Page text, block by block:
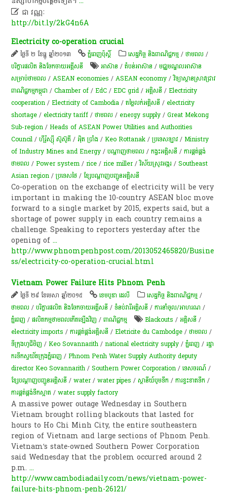
 ជា វណ្ណៈ
http://bit.ly/2kG4n6A
Electricity co-operation crucial
ថ្ងៃទី ២ ខែធ្នូ ឆ្នាំ២០១៣ ភ្នំពេញប៉ុស្តិ៍ សេដ្ឋកិច្ច និងពាណិជ្ជកម្ម /ថាមពល /
បរិក្ខារផលិត និងចែកចាយអគ្គីសនី
អាស៊ាន /តំបន់​អាស៊ាន /មជ្ឈមណ្ឌលអាស៊ាន
សម្រាប់ថាមពល /ASEAN economies /ASEAN economy /វិទ្យាស្ថានស្រាវជ្រាវ
ពាណិជ្ជកម្មកម្ពុជា /Chamber of /EdC /EDC grid /អគ្គិសនី /Electricity
cooperation /Electricity of Cambodia /តម្លៃលក់អគ្គិសនី / electricity
shortage / electricity tariff /ថាមពល / energy supply /Great Mekong
Sub-region /Heads of ASEAN Power Utilities and Authorities
Council /ហ៊ីរ៉ូស្ស៊ី ស៊ូស៊ូគី /អុិត ប្រាំង /Keo Rottanak /ប្រទេសឡាវ /Ministry
of Industry Mines and Energy /ប​ណ្តា​ញ​ថាមពល /កង្វះ​អគ្គិសនី /ការផ្គត់ផ្គង់
ថាមពល /Power system /rice /rice miller/វិស័យស្រូវអង្ករ /Southeast
Asian region /ប្រទេសថៃ /ខ្សែ​បណ្តាញ​បញ្ជូន​អគ្គិសនី​
Co-operation on the exchange of electricity will be very
important in making the 10-country ASEAN bloc move
forward to a single market by 2015, experts said, but a
shortage of power supply in each country remains a
challenge. Speaking to reporters yesterday after the
opening of...
http://www.phnompenhpost.com/2013052465820/Busine
ss/electricity-co-operation-crucial.html
Vietnam Power Failure Hits Phnom Penh
ថ្ងៃទី ២៩ ខែមេសា ឆ្នាំ២០១៥ ខេមបូឌា ដេលី សេដ្ឋកិច្ច និងពាណិជ្ជកម្ម /
ថាមពល /បរិក្ខារផលិត និងចែកចាយអគ្គីសនី /ទំនប់​វា​រី​អគ្គិសនី​ /ការនាំចូល/អាហរណ /
ភ្នំពេញ /ផលិតកម្មថាមពលកើតឡើងវិញ /ពាណិជ្ជកម្ម Blackouts /អគ្គិសនី /
electricity imports /ការផ្គត់ផ្គង់អគ្គិសនី /Eletricite du Cambodge /ថាមពល /
ទីក្រុងហូជីមិញ /Keo Sovannarith /national electricity supply /ភ្នំពេញ /រដ្ឋា​
ករទឹកស្វយ័តក្រុងភ្នំពេញ /Phnom Penh Water Supply Authority deputy
director Keo Sovannarith /Southern Power Corporation /ទេសចរណ៍ /
ខ្សែ​បណ្តាញ​បញ្ជូន​អគ្គិសនី​ /water/water pipes /​ស្ថានីយ៍​បូមទឹក /ការ​ខ្វះខាត​ទឹក /
ការផ្គត់ផ្គង់ទឹកស្អាត /water supply factory
A massive power outage Wednesday in Southern
Vietnam brought rolling blackouts that lasted for
hours to Ho Chi Minh City, the entire southeastern
region of Vietnam and large sections of Phnom Penh.
Vietnam’s state-owned Southern Power Corporation
said Wednesday that the problem occurred around 2
p.m....
http://www.cambodiadaily.com/news/vietnam-power-
failure-hits-phnom-penh-26121/